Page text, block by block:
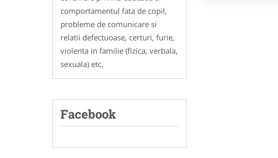
comportamentul fata de copil,
probleme de comunicare si
relatii defectuoase, certuri, furie,
violenta in familie (fizica, verbala,
sexuala) etc.
Facebook